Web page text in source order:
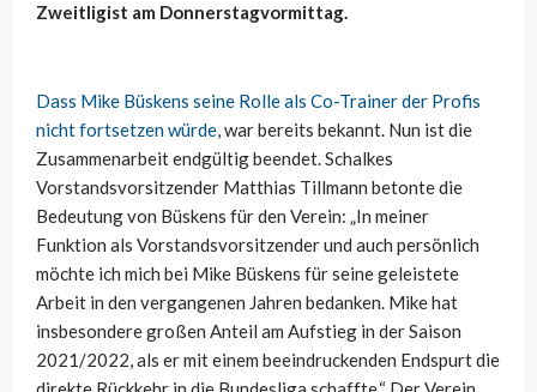
Zweitligist am Donnerstagvormittag.
Dass Mike Büskens seine Rolle als Co-Trainer der Profis
nicht fortsetzen würde, war bereits bekannt. Nun ist die
Zusammenarbeit endgültig beendet. Schalkes
Vorstandsvorsitzender Matthias Tillmann betonte die
Bedeutung von Büskens für den Verein: „In meiner
Funktion als Vorstandsvorsitzender und auch persönlich
möchte ich mich bei Mike Büskens für seine geleistete
Arbeit in den vergangenen Jahren bedanken. Mike hat
insbesondere großen Anteil am Aufstieg in der Saison
2021/2022, als er mit einem beeindruckenden Endspurt die